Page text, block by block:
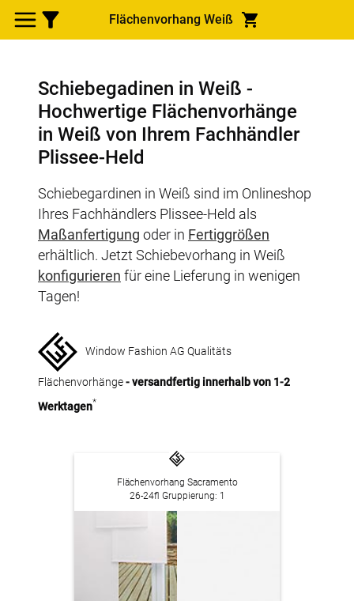
Flächenvorhang Weiß
Schiebegadinen in Weiß -
Hochwertige Flächenvorhänge
in Weiß von Ihrem Fachhändler
Plissee-Held
Schiebegardinen in Weiß sind im Onlineshop
Ihres Fachhändlers Plissee-Held als
Maßanfertigung oder in Fertiggrößen
erhältlich. Jetzt Schiebevorhang in Weiß
konfigurieren für eine Lieferung in wenigen
Tagen!
Window Fashion AG Qualitäts
Flächenvorhänge- versandfertig innerhalb von 1-2
Werktagen*
Flächenvorhang Sacramento
26-24fl Gruppierung: 1